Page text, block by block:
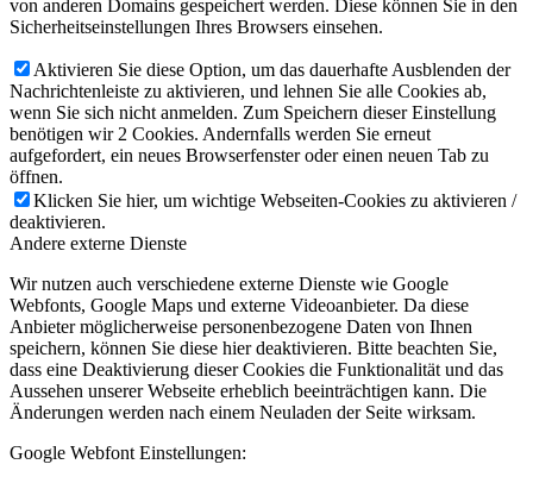
von anderen Domains gespeichert werden. Diese können Sie in den
Sicherheitseinstellungen Ihres Browsers einsehen.
Aktivieren Sie diese Option, um das dauerhafte Ausblenden der
Nachrichtenleiste zu aktivieren, und lehnen Sie alle Cookies ab,
wenn Sie sich nicht anmelden. Zum Speichern dieser Einstellung
benötigen wir 2 Cookies. Andernfalls werden Sie erneut
aufgefordert, ein neues Browserfenster oder einen neuen Tab zu
öffnen.
Klicken Sie hier, um wichtige Webseiten-Cookies zu aktivieren /
deaktivieren.
Andere externe Dienste
Wir nutzen auch verschiedene externe Dienste wie Google
Webfonts, Google Maps und externe Videoanbieter. Da diese
Anbieter möglicherweise personenbezogene Daten von Ihnen
speichern, können Sie diese hier deaktivieren. Bitte beachten Sie,
dass eine Deaktivierung dieser Cookies die Funktionalität und das
Aussehen unserer Webseite erheblich beeinträchtigen kann. Die
Änderungen werden nach einem Neuladen der Seite wirksam.
Google Webfont Einstellungen: